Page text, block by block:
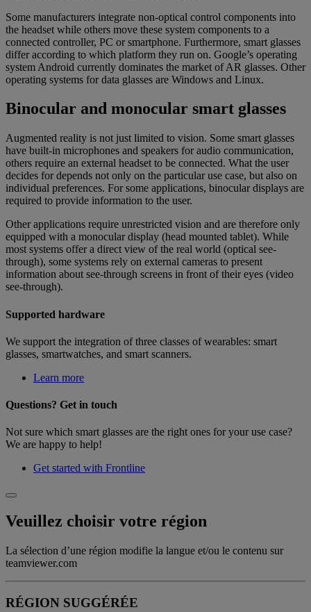
Some manufacturers integrate non-optical control components into
the headset while others move these system components to a
connected controller, PC or smartphone. Furthermore, smart glasses
differ according to which platform they run on. Google’s operating
system Android currently dominates the market of AR glasses. Other
operating systems for data glasses are Windows and Linux.
Binocular and monocular smart glasses
Augmented reality is not just limited to vision. Some smart glasses
have built-in microphones and speakers for audio communication,
others require an external headset to be connected. What the user
decides for depends not only on the particular use case, but also on
individual preferences. For some applications, binocular displays are
required to provide information to the user.
Other applications require unrestricted vision and are therefore only
equipped with a monocular display (head mounted tablet). While
most systems offer a direct view of the real world (optical see-
through), some systems rely on external cameras to present
information about see-through screens in front of their eyes (video
see-through).
Supported hardware
We support the integration of three classes of wearables: smart
glasses, smartwatches, and smart scanners.
Learn more
Questions? Get in touch
Not sure which smart glasses are the right ones for your use case?
We are happy to help!
Get started with Frontline
Veuillez choisir votre région
La sélection d’une région modifie la langue et/ou le contenu sur
teamviewer.com
RÉGION SUGGÉRÉE